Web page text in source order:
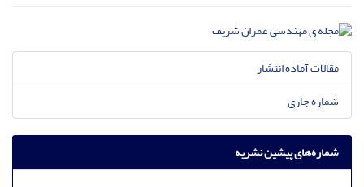
مقالات آماده انتشار
شماره جاری
شماره‌های پیشین نشریه